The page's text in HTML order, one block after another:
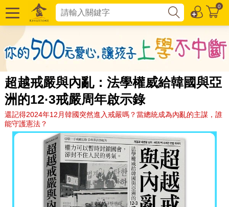
0
超越戒嚴與內亂：法學權威給韓國與亞
洲的12·3戒嚴周年啟示錄
還記得2024年12月韓國突然進入戒嚴嗎？當總統成為內亂的主謀，誰
能守護憲法？